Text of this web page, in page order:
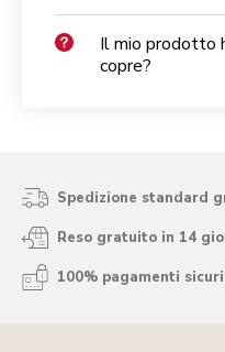
Il mio prodotto
copre?
Spedizione standard
Reso gratuito in 14
100% pagamenti sicuri